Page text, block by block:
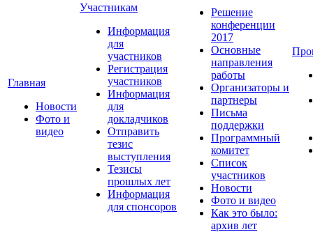
Главная
Новости
Фото и
видео
Участникам
Информация
для
участников
Регистрация
участников
Информация
для
докладчиков
Отправить
тезис
выступления
Тезисы
прошлых лет
Информация
для спонсоров
Решение
конференции
2017
Основные
направления
работы
Организаторы и
партнеры
Письма
поддержки
Программный
комитет
Список
участников
Новости
Фото и видео
Как это было:
архив лет